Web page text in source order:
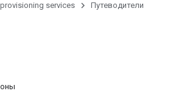
services Путеводители